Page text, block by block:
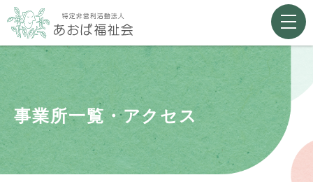
事業所一覧・アクセス